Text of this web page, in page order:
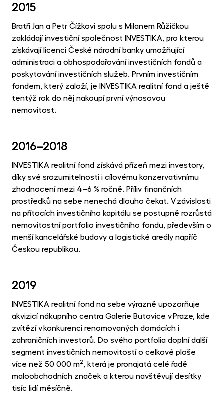
2015
Bratři Jan a Petr Čížkovi spolu s Milanem Růžičkou
zakládají investiční společnost INVESTIKA, pro kterou
získávají licenci České národní banky umožňující
administraci a obhospodařování investičních fondů a
poskytování investičních služeb. Prvním investičním
fondem, který založí, je INVESTIKA realitní fond a ještě
tentýž rok do něj nakoupí první výnosovou
nemovitost.
2016–2018
INVESTIKA realitní fond získává přízeň mezi investory,
díky své srozumitelnosti i cílovému konzervativnímu
zhodnocení mezi 4–6 % ročně. Příliv finančních
prostředků na sebe nenechá dlouho čekat. V závislosti
na přítocích investičního kapitálu se postupně rozrůstá
nemovitostní portfolio investičního fondu, především o
menší kancelářské budovy a logistické areály napříč
Českou republikou.
2019
INVESTIKA realitní fond na sebe výrazně upozorňuje
akvizicí nákupního centra Galerie Butovice v Praze, kde
zvítězí v konkurenci renomovaných domácích i
zahraničních investorů. Do svého portfolia doplní další
segment investičních nemovitostí o celkové ploše
více než 50 000 m2
, která je pronajatá celé řadě
maloobchodních značek a kterou navštěvují desítky
tisíc lidí měsíčně.